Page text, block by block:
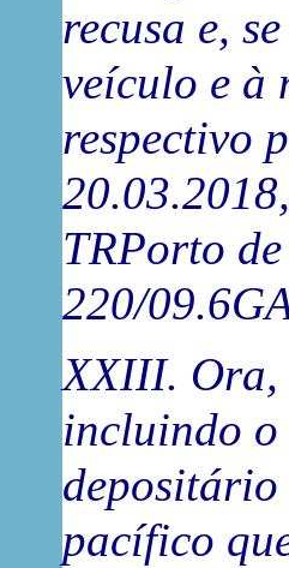
recusa e,
veículo e à
respectivo
TRPorto
220/
XXIII. Ora,
incluindo o
depositário
pacífico